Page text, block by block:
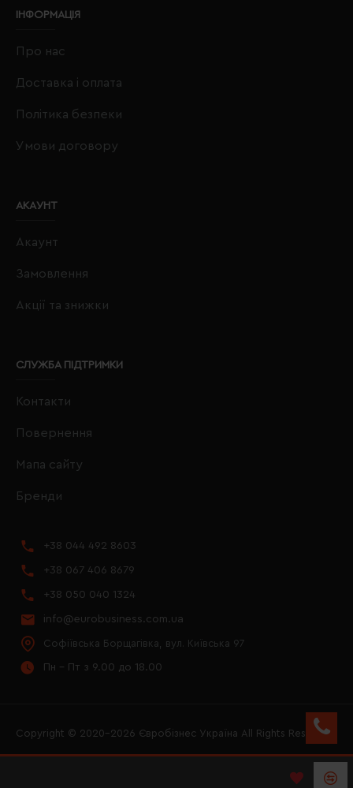
ІНФОРМАЦІЯ
Про нас
Доставка і оплата
Політика безпеки
Умови договору
АКАУНТ
Акаунт
Замовлення
Акції та знижки
СЛУЖБА ПІДТРИМКИ
Контакти
Повернення
Мапа сайту
Бренди
+38 044 492 8603
+38 067 406 8679
+38 050 040 1324
info@eurobusiness.com.ua
Софіївська Борщагівка, вул. Київська 97
Пн - Пт з 9.00 до 18.00
Copyright © 2020–2026 Євробізнес Україна All Rights Reserved